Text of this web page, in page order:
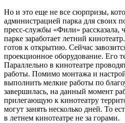
Но и это еще не все сюрпризы,
администрацией парка для своих
пресс-службы «Фили» рассказала,
парке заработает летний
готов к открытию. Сейчас
проекционное оборудование. Его
Параллельно в кинотеатре
работы. Помимо монтажа и
выполнить мелкие работы по
завершилась, на данный момент
прилегающую к кинотеатру
могут занять несколько дней. То
в летнем кинотеатре не за горами.